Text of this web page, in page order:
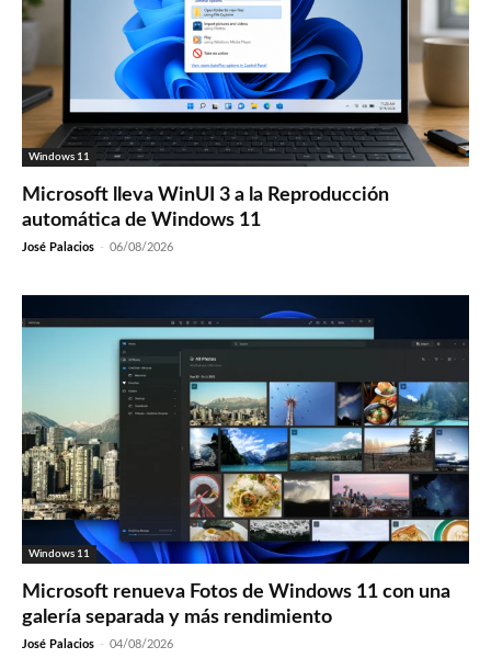
Windows 11
Microsoft lleva WinUI 3 a la Reproducción
automática de Windows 11
José Palacios - 06/08/2026
Windows 11
Microsoft renueva Fotos de Windows 11 con una
galería separada y más rendimiento
José Palacios - 04/08/2026